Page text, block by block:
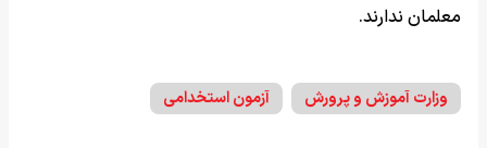
معلمان ندارند.
وزارت آموزش و پرورش آزمون استخدامی